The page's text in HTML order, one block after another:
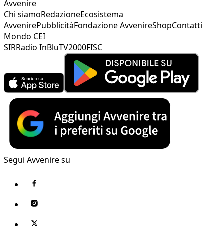
Avvenire
Chi siamoRedazioneEcosistema
AvvenirePubblicitàFondazione AvvenireShopContatti
Mondo CEI
SIRRadio InBluTV2000FISC
Segui Avvenire su